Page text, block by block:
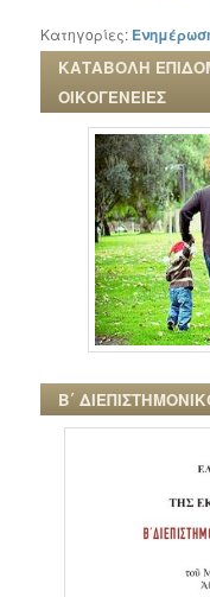
Κατηγορίες:
ΚΑΤΑΒΟΛΗ
ΟΙΚΟΓΕΝΕΙΕΣ
Β΄